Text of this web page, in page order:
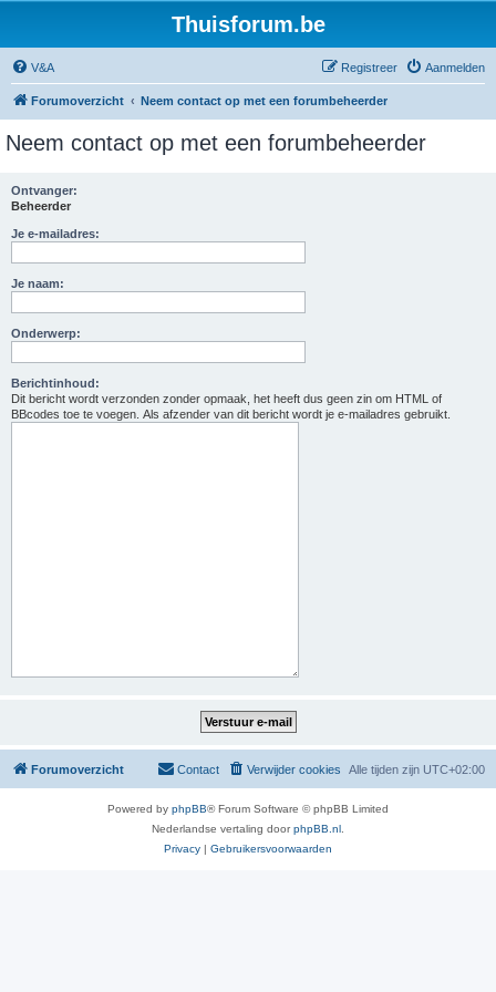
Thuisforum.be
V&A Aanmelden
Registreer
Forumoverzicht Neem contact op met een forumbeheerder
Neem contact op met een forumbeheerder
Ontvanger:
Beheerder
Je e-mailadres:
Je naam:
Onderwerp:
Berichtinhoud:
Dit bericht wordt verzonden zonder opmaak, het heeft dus geen zin om HTML of
BBcodes toe te voegen. Als afzender van dit bericht wordt je e-mailadres gebruikt.
Forumoverzicht Alle tijden zijn UTC+02:00
Verwijder cookies
Contact
Powered by phpBB® Forum Software © phpBB Limited
Nederlandse vertaling doorphpBB.nl
Privacy | Gebruikersvoorwaarden